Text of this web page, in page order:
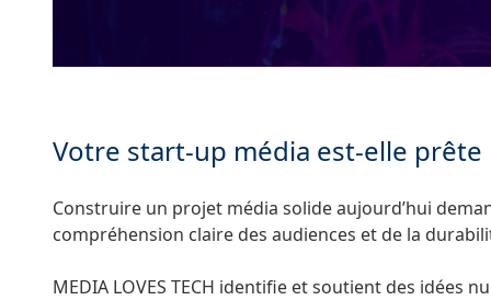
Votre start-up média est-elle prête
Construire un projet média solide aujourd’hui
compréhension claire des audiences et de la
MEDIA LOVES TECH identifie et soutient des